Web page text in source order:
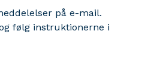
på e-mail.
følg instruktionerne i